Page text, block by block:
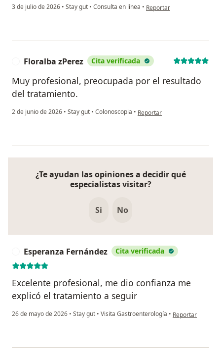
3 de julio de 2026 • Stay gut • Consulta en línea • en opinión del usuario Luz
Reportar
Floralba zPerez Cita verificada
Muy profesional, preocupada por el resultado
del tratamiento.
2 de junio de 2026 • Stay gut • Colonoscopia • en opinión del usuario
Reportar
¿Te ayudan las opiniones a decidir qué
especialistas visitar?
Si No
Esperanza Fernández Cita verificada
Excelente profesional, me dio confianza me
explicó el tratamiento a seguir
26 de mayo de 2026 • Stay gut • Visita Gastroenterología • en opinión del
Reportar